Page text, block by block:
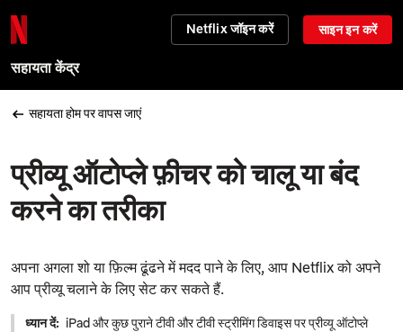
Netflix जॉइन करें साइन इन करें
सहायता केंद्र
सहायता होम पर वापस जाएं
प्रीव्यू ऑटोप्ले फ़ीचर को चालू या बंद
करने का तरीका
अपना अगला शो या फ़िल्म ढूंढने में मदद पाने के लिए, आप Netflix को अपने
आप प्रीव्यू चलाने के लिए सेट कर सकते हैं.
ध्यान दें: iPad और कुछ पुराने टीवी और टीवी स्ट्रीमिंग डिवाइस पर प्रीव्यू ऑटोप्ले